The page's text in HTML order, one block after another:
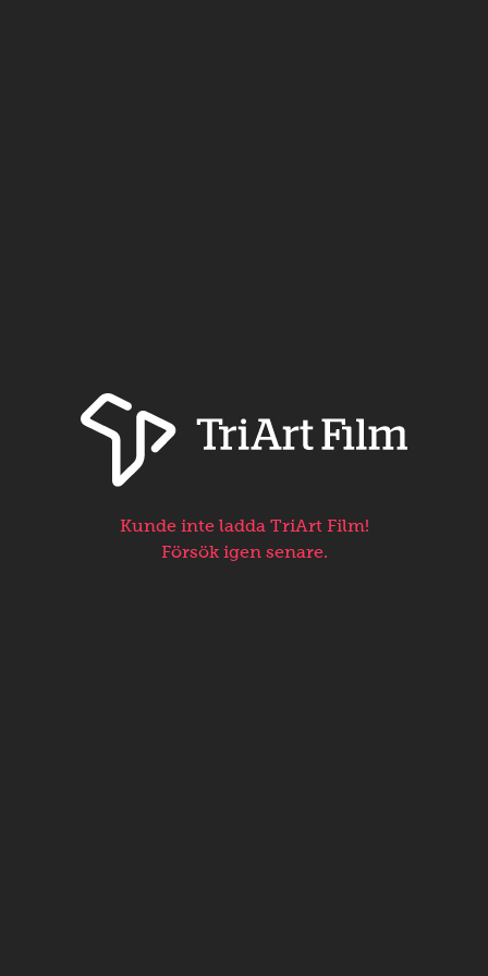
Kunde inte ladda TriArt Film!
Försök igen senare.